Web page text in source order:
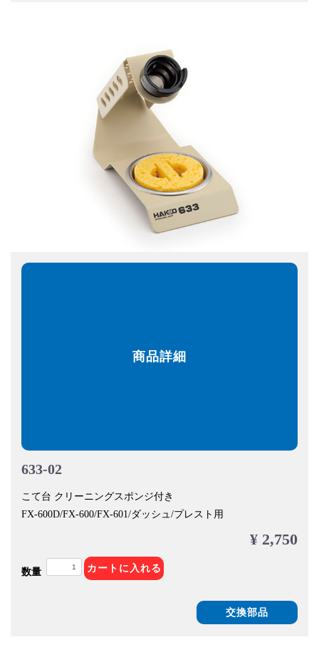
商品詳細
633-02
こて台 クリーニングスポンジ付き
FX-600D/FX-600/FX-601/ダッシュ/プレスト用
¥ 2,750
数量 カートに入れる
交換部品